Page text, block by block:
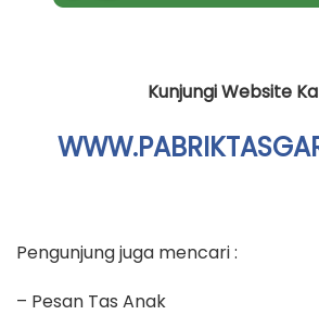
Kunjungi Website
Pengunjung juga mencari :
– Pesan Tas Anak